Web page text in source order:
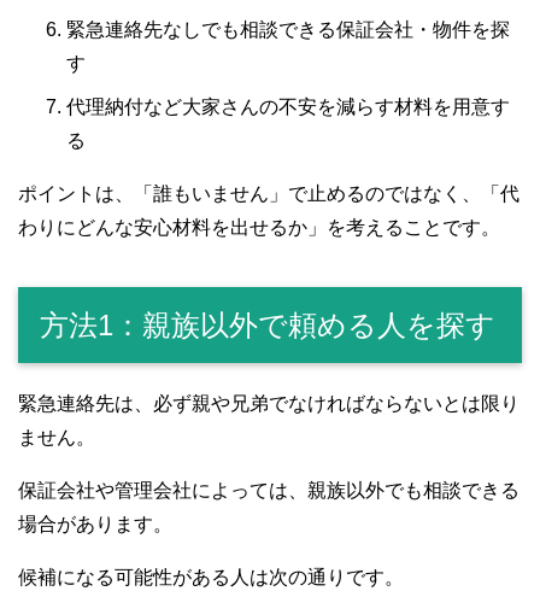
緊急連絡先なしでも相談できる保証会社・物件を探
す
代理納付など大家さんの不安を減らす材料を用意す
る
ポイントは、「誰もいません」で止めるのではなく、「代
わりにどんな安心材料を出せるか」を考えることです。
方法1：親族以外で頼める人を探す
緊急連絡先は、必ず親や兄弟でなければならないとは限り
ません。
保証会社や管理会社によっては、親族以外でも相談できる
場合があります。
候補になる可能性がある人は次の通りです。